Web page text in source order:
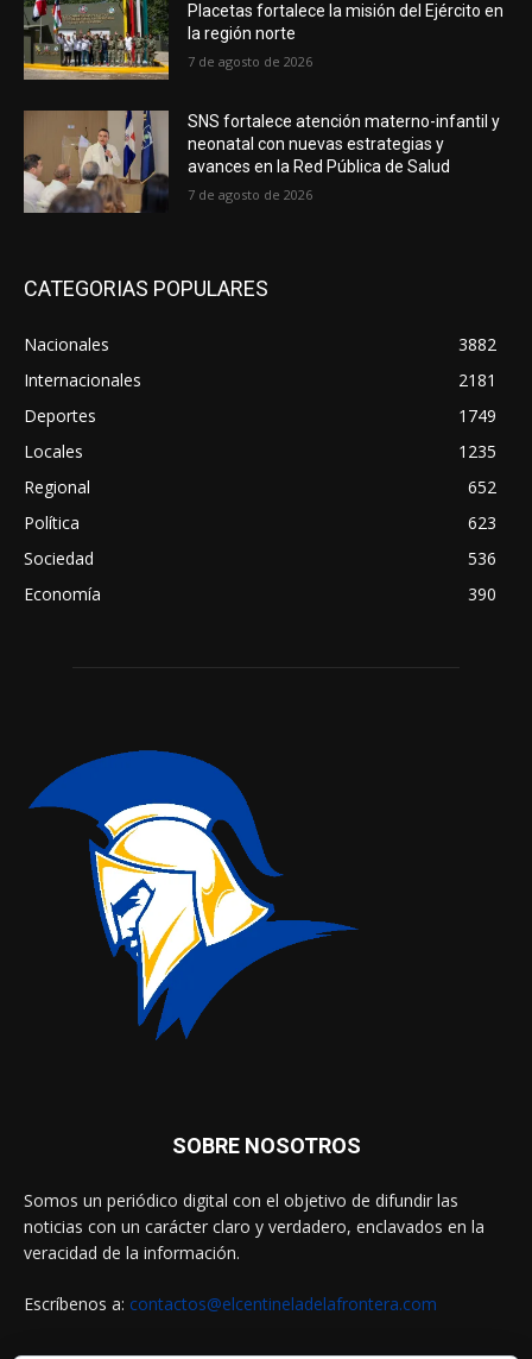
Placetas fortalece la misión del Ejército en
la región norte
7 de agosto de 2026
SNS fortalece atención materno-infantil y
neonatal con nuevas estrategias y
avances en la Red Pública de Salud
7 de agosto de 2026
CATEGORIAS POPULARES
Nacionales
3882
Internacionales
2181
Deportes
1749
Locales
1235
Regional
652
Política
623
Sociedad
536
Economía
390
SOBRE NOSOTROS
Somos un periódico digital con el objetivo de difundir las
noticias con un carácter claro y verdadero, enclavados en la
veracidad de la información.
Escríbenos a: contactos@elcentineladelafrontera.com